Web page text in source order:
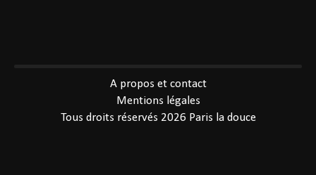
A propos et contact
Mentions légales
Tous droits réservés 2026 Paris la douce